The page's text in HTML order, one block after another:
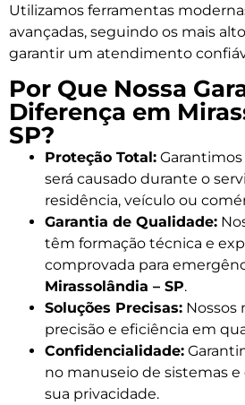
Utilizamos ferramentas
avançadas, seguindo os mais
garantir um atendimento
Por Que Nossa
Diferença em
SP?
Proteção Total:
será causado durante o
residência, veículo ou
Garantia de Qualidade:
têm formação técnica e
comprovada para
Mirassolândia – SP.
Soluções Precisas: Nossos
precisão e eficiência em
Confidencialidade:
no manuseio de sistemas
sua privacidade.